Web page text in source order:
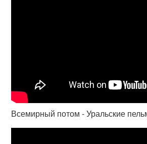
Всемирный потом - Уральские